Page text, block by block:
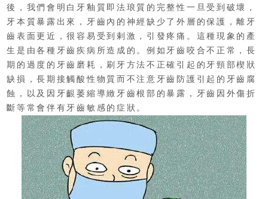
後，我們會明白牙釉質即法琅質的完整性一旦受到破壞，
牙本質暴露出來，牙齒內的神經缺少了外層的保護，離牙
齒表面更近，很容易受到剌激，引發疼痛。這種現象的產
生是由各種牙齒疾病所造成的。例如牙齒咬合不正常，長
期的過度的牙齒磨耗，刷牙方法不正確引起的牙頸部楔狀
缺損，長期接觸酸性物質而不注意牙齒防護引起的牙齒腐
蝕，以及因牙齦萎縮導緻牙齒根部的暴露，牙齒因外傷折
斷等常會伴有牙齒敏感的症狀。